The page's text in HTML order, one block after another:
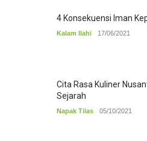
4 Konsekuensi Iman
Kalam Ilahi 17/06/2021
Cita Rasa Kuliner
Sejarah
Napak Tilas 05/10/2021